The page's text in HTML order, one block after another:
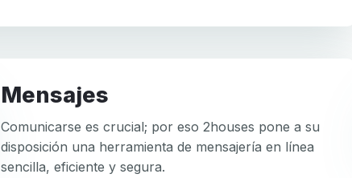
Mensajes
Comunicarse es crucial; por eso 2houses pone a su
disposición una herramienta de mensajería en línea
sencilla, eficiente y segura.